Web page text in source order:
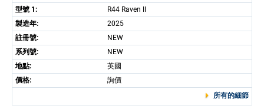
型號 1:
R44 Raven II
製造年:
2025
註冊號:
NEW
系列號:
NEW
地點:
英國
價格:
詢價
所有的細節